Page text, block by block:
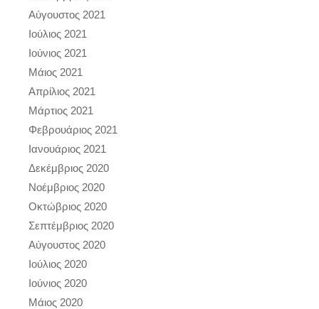
Αύγουστος 2021
Ιούλιος 2021
Ιούνιος 2021
Μάιος 2021
Απρίλιος 2021
Μάρτιος 2021
Φεβρουάριος 2021
Ιανουάριος 2021
Δεκέμβριος 2020
Νοέμβριος 2020
Οκτώβριος 2020
Σεπτέμβριος 2020
Αύγουστος 2020
Ιούλιος 2020
Ιούνιος 2020
Μάιος 2020